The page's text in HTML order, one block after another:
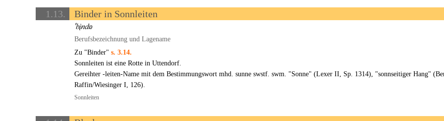
1.13. Binder in Sonnleiten
Berufsbezeichnung und Lagename
Zu "Binder" s. 3.14.
Sonnleiten ist eine Rotte in Uttendorf.
Gereihter -leiten-Name mit dem Bestimmungswort mhd. sunne swstf. swm. "Sonne" (Lexer II, Sp. 1314), "sonnseitiger Hang"
Raffin/Wiesinger I, 126).
Sonnleiten